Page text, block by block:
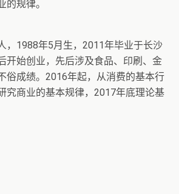
的规律。
，1988年5月生，2011年毕业于长沙
开始创业，先后涉及食品、印刷、金
俗成绩。2016年起，从消费的基本行
究商业的基本规律，2017年底理论基